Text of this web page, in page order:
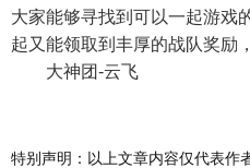
大家能够寻找到可以一起游戏
起又能领取到丰厚的战队奖励
大神团-云飞
特别声明：以上文章内容仅代表作